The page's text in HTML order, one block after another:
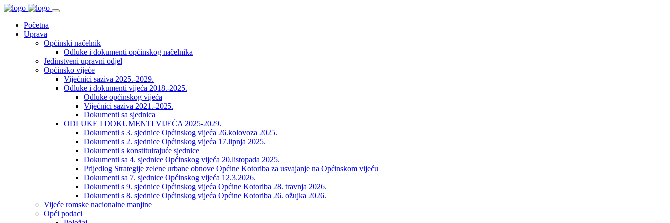
Početna
Uprava
Općinski načelnik
Odluke i dokumenti općinskog načelnika
Jedinstveni upravni odjel
Općinsko vijeće
Vijećnici saziva 2025.-2029.
Odluke i dokumenti vijeća 2018.-2025.
Odluke općinskog vijeća
Vijećnici saziva 2021.-2025.
Dokumenti sa sjednica
ODLUKE I DOKUMENTI VIJEĆA 2025-2029.
Dokumenti s 3. sjednice Općinskog vijeća 26.kolovoza 2025.
Dokumenti s 2. sjednice Općinskog vijeća 17.lipnja 2025.
Dokumenti s konstituirajuće sjednice
Dokumenti sa 4. sjednice Općinskog vijeća 20.listopada 2025.
Prijedlog Strategije zelene urbane obnove Općine Kotoriba za usvajanje na Općinskom vijeću
Dokumenti sa 7. sjednice Općinskog vijeća 12.3.2026.
Dokumenti s 9. sjednice Općinskog vijeća Općine Kotoriba 28. travnja 2026.
Dokumenti s 8. sjednice Općinskog vijeća Općine Kotoriba 26. ožujka 2026.
Vijeće romske nacionalne manjine
Opći podaci